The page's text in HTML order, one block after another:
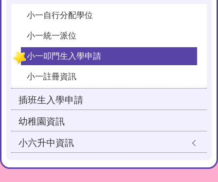
小一自行分配學位
小一統一派位
小一叩門生入學申請
小一註冊資訊
插班生入學申請
幼稚園資訊
小六升中資訊